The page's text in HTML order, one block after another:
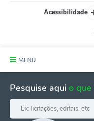
Acessibilidade
MENU
A Cidade
Pesquise aqui o que